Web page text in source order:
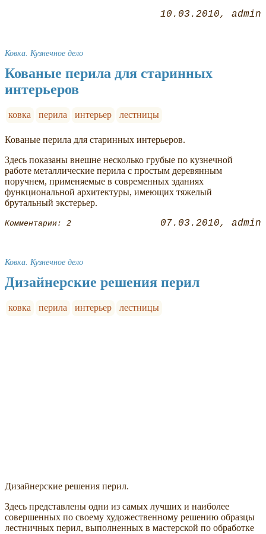
10.03.2010 admin
Ковка. Кузнечное дело
Кованые перила для старинных
интерьеров
ковка перила интерьер лестницы
Кованые перила для старинных интерьеров.
Здесь показаны внешне несколько грубые по кузнечной
работе металлические перила с простым деревянным
поручнем, применяемые в современных зданиях
функциональной архитектуры, имеющих тяжелый
брутальный экстерьер.
Комментарии: 2 07.03.2010 admin
Ковка. Кузнечное дело
Дизайнерские решения перил
ковка перила интерьер лестницы
Дизайнерские решения перил.
Здесь представлены одни из самых лучших и наиболее
совершенных по своему художественному решению образцы
лестничных перил, выполненных в мастерской по обработке